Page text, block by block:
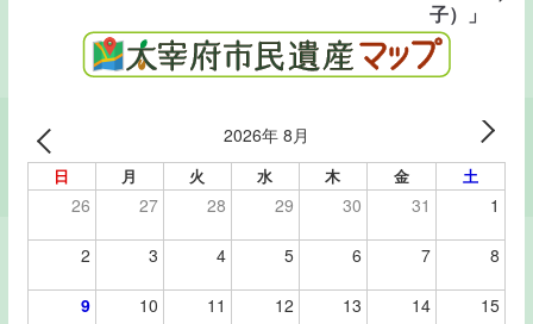
子）」
2026年 8月
日 月 火 水 木 金 土
26 27 28 29 30 31 1
2 3 4 5 6 7 8
9 10 11 12 13 14 15